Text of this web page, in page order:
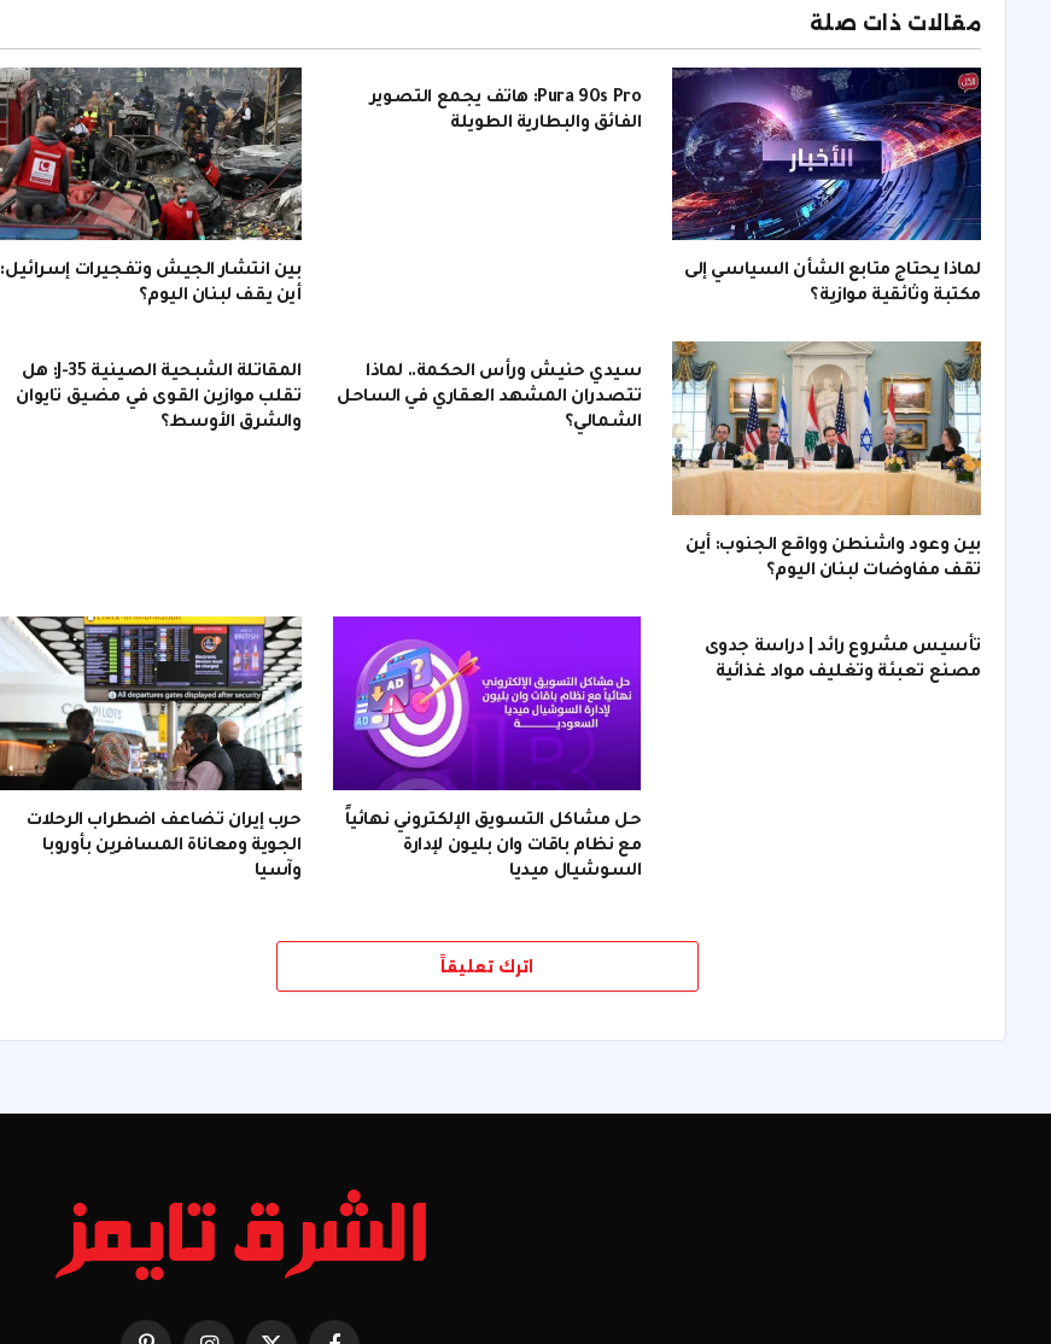
مقالات ذات صلة
لماذا يحتاج متابع الشأن السياسي إلى
مكتبة وثائقية موازية؟
Pura 90s Pro: هاتف يجمع التصوير
الفائق والبطارية الطويلة
بين انتشار الجيش وتفجيرات إسرائيل:
أين يقف لبنان اليوم؟
بين وعود واشنطن وواقع الجنوب: أين
تقف مفاوضات لبنان اليوم؟
سيدي حنيش ورأس الحكمة.. لماذا
تتصدران المشهد العقاري في الساحل
الشمالي؟
المقاتلة الشبحية الصينية J-35: هل
تقلب موازين القوى في مضيق تايوان
والشرق الأوسط؟
تأسيس مشروع رائد | دراسة جدوى
مصنع تعبئة وتغليف مواد غذائية
حل مشاكل التسويق الإلكتروني نهائياً
مع نظام باقات وان بليون لإدارة
السوشيال ميديا
حرب إيران تضاعف اضطراب الرحلات
الجوية ومعاناة المسافرين بأوروبا
وآسيا
اترك تعليقاً